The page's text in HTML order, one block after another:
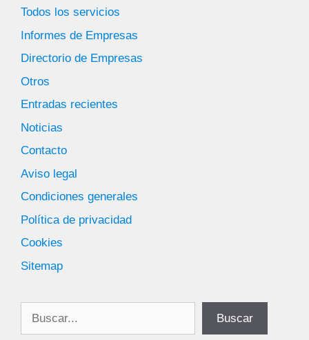
Todos los servicios
Informes de Empresas
Directorio de Empresas
Otros
Entradas recientes
Noticias
Contacto
Aviso legal
Condiciones generales
Política de privacidad
Cookies
Sitemap
Buscar